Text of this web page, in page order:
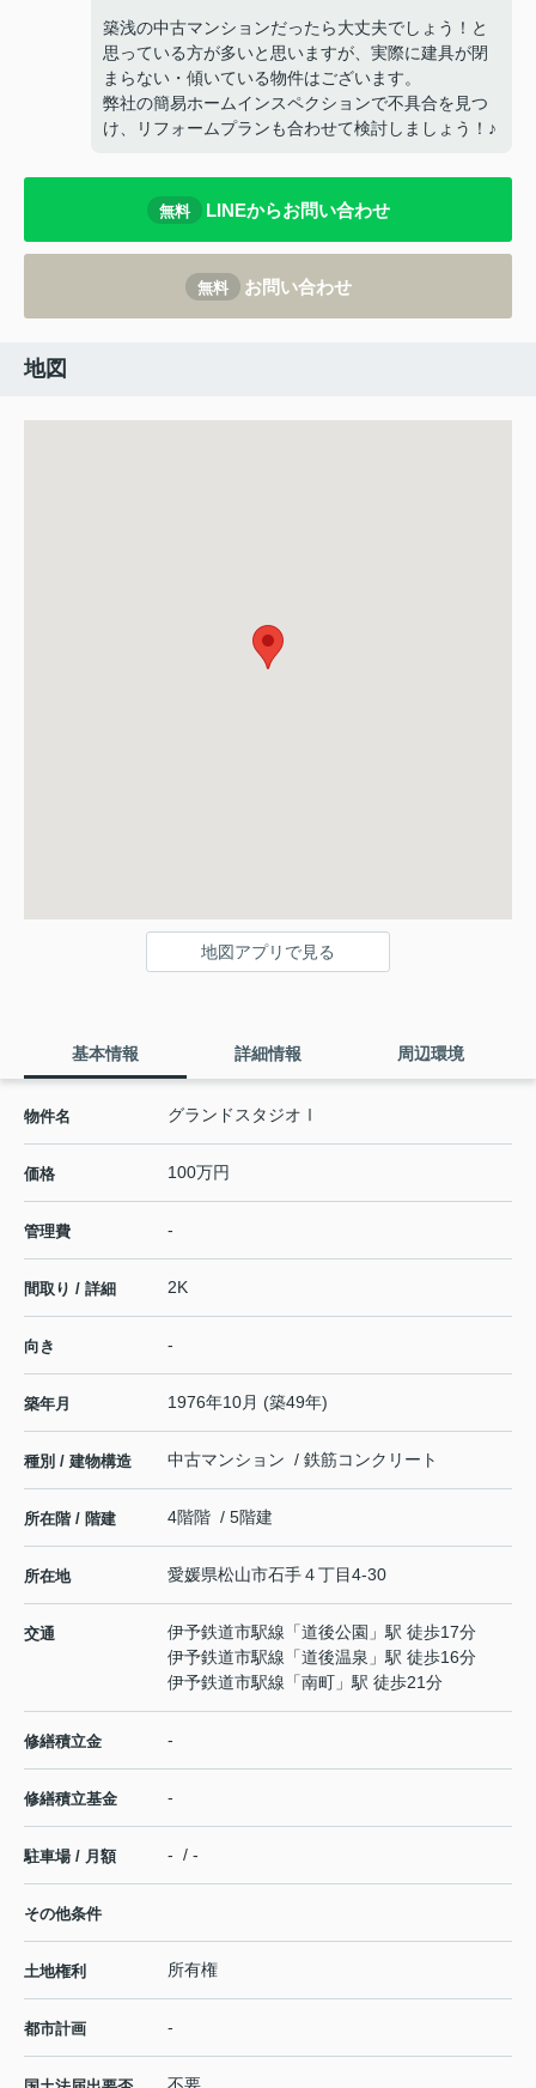
築浅の中古マンションだったら大丈夫でしょう！と
思っている方が多いと思いますが、実際に建具が閉
まらない・傾いている物件はございます。
弊社の簡易ホームインスペクションで不具合を見つ
け、リフォームプランも合わせて検討しましょう！♪
無料 LINEからお問い合わせ
無料 お問い合わせ
地図
地図アプリで見る
基本情報 詳細情報 周辺環境
物件名 グランドスタジオⅠ
価格 100万円
管理費 -
間取り / 詳細 2K
向き -
築年月 1976年10月 (築49年)
種別 / 建物構造 中古マンション / 鉄筋コンクリート
所在階 / 階建 4階階 / 5階建
所在地 愛媛県松山市石手４丁目4-30
交通 伊予鉄道市駅線 「道後公園 」駅 徒歩17分
伊予鉄道市駅線 「道後温泉 」駅 徒歩16分
伊予鉄道市駅線 「南町 」駅 徒歩21分
修繕積立金 -
修繕積立基金 -
駐車場 / 月額 - / -
その他条件
土地権利 所有権
都市計画 -
不要